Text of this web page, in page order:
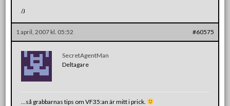
/J
1 april, 2007 kl. 05:52 #60575
SecretAgentMan
Deltagare
…så grabbarnas tips om VF35:an är mitt i prick.